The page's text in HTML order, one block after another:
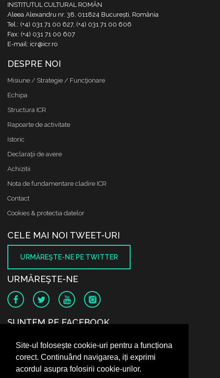
Site-ul folosește cookie-uri pentru a funcționa
corect. Continuând navigarea, iți exprimi
acordul asupra folosirii cookie-urilor.
INSTITUTUL CULTURAL ROMÂN
Aleea Alexandru nr. 38, 011824 București, România
Tel.: (+4) 031 71 00 627, (+4) 031 71 00 606
Fax: (+4) 031 71 00 607
E-mail: icr@icr.ro
DESPRE NOI
Misiune / Strategie / Funcţionare
Echipa
Structura ICR
Rapoarte de activitate
Istoric
Declaraţii de avere
Achizitii
Nota de fundamentare cladire ICR
Contact
Cookies & protectia datelor
CELE MAI NOI TWEET-URI
URMĂREŞTE-NE PE TWITTER
URMĂREŞTE-NE
SUNTEM PE FACEBOOK